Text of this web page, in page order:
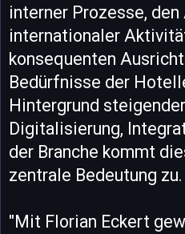
interner Prozesse, den
internationaler
konsequenten
Bedürfnisse der
Hintergrund
Digitalisierung,
der Branche kommt
zentrale Bedeutung zu.
"Mit Florian Eckert